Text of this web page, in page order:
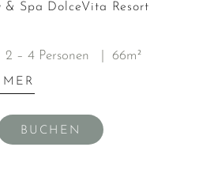
& Spa DolceVita Resort
2 – 4 Personen 66m²
BUCHEN